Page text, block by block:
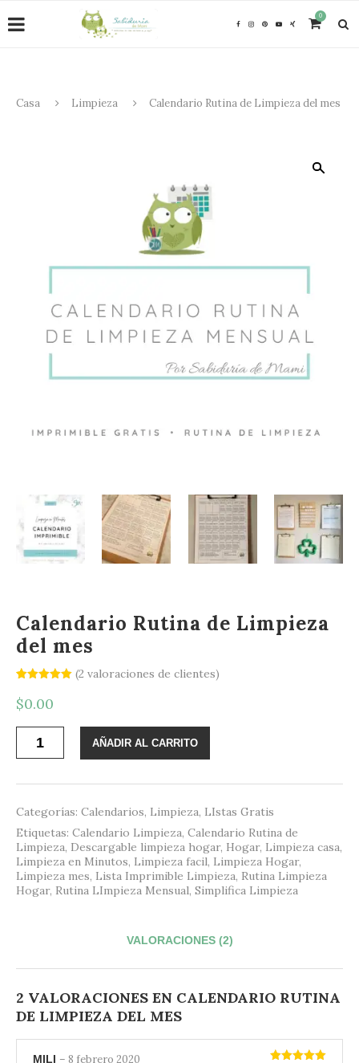
0
Casa Limpieza Calendario Rutina de Limpieza del mes
Calendario Rutina de Limpieza
del mes
con5.00
de 5 en
valoraciones
(2 valoraciones de clientes)
$0.00
Rutina
de
del
cantidad
AÑADIR AL CARRITO
Categorías: Calendarios, Limpieza, LIstas Gratis
Etiquetas: Calendario Limpieza, Calendario Rutina de
Limpieza, Descargable limpieza hogar, Hogar, Limpieza casa,
Limpieza en Minutos, Limpieza facil, Limpieza Hogar,
Limpieza mes, Lista Imprimible Limpieza, Rutina Limpieza
Hogar, Rutina LImpieza Mensual, Simplifica Limpieza
VALORACIONES (2)
2 VALORACIONES EN CALENDARIO RUTINA
DE LIMPIEZA DEL MES
MILI – 8 febrero 2020